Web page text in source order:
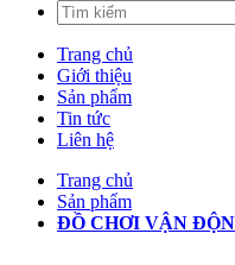
Trang chủ
Giới thiệu
Sản phẩm
Tin tức
Liên hệ
Trang chủ
Sản phẩm
ĐỒ CHƠI VẬN